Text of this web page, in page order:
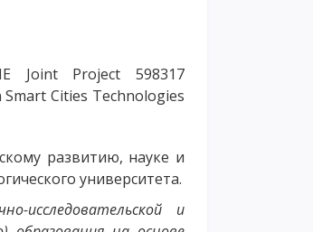
Joint Project 598317
Cities Technologies
развитию, науке и
университета.
исследовательской и